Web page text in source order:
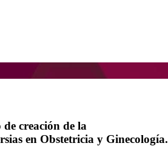
creación de la
en Obstetricia y Ginecología.